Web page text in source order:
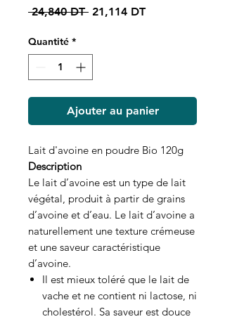
24,840 DT Prix
21,114 DTPrix
Quantité *
Ajouter au panier
Lait d'avoine en poudre Bio 120g
Description
Le lait d’avoine est un type de lait
végétal, produit à partir de grains
d’avoine et d’eau. Le lait d’avoine a
naturellement une texture crémeuse
et une saveur caractéristique
d’avoine.
Il est mieux toléré que le lait de
vache et ne contient ni lactose, ni
cholestérol. Sa saveur est douce